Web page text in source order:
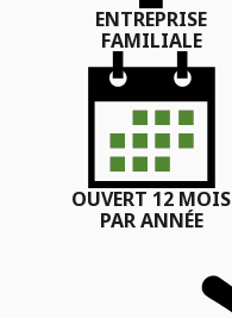
ENTREPRISE
FAMILIALE
OUVERT 12 MOIS
PAR ANNÉE